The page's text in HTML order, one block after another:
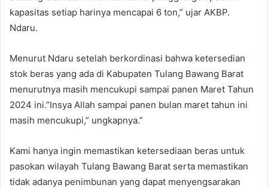
kapasitas setiap harinya mencapai 6 ton,” ujar AKBP.
Ndaru.
Menurut Ndaru setelah berkordinasi bahwa ketersedian
stok beras yang ada di Kabupaten Tulang Bawang Barat
menurutnya masih mencukupi sampai panen Maret Tahun
2024 ini.”Insya Allah sampai panen bulan maret tahun ini
masih mencukupi,” ungkapnya.”
Kami hanya ingin memastikan ketersediaan beras untuk
pasokan wilayah Tulang Bawang Barat serta memastikan
tidak adanya penimbunan yang dapat menyengsarakan